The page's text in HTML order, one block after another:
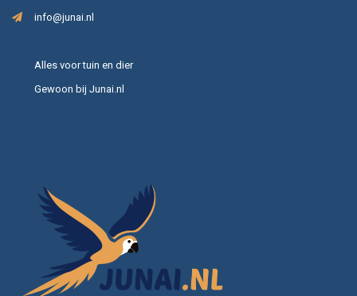
info@junai.nl
Alles voor tuin en dier
Gewoon bij Junai.nl